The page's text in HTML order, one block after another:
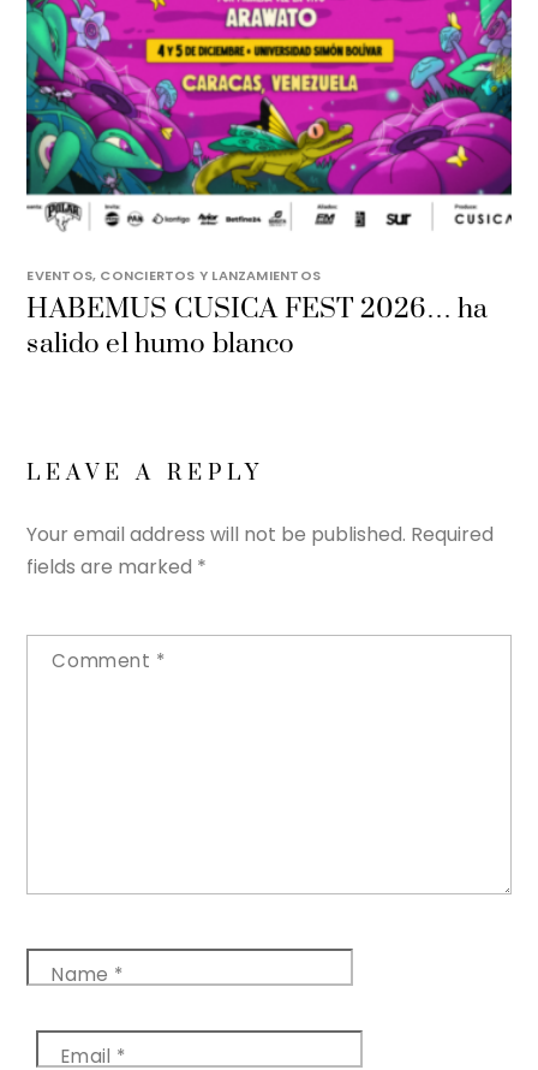
EVENTOS, CONCIERTOS Y LANZAMIENTOS
HABEMUS CUSICA FEST 2026… ha
salido el humo blanco
LEAVE A REPLY
Your email address will not be published. Required
fields are marked *
Comment *
Name *
Email *